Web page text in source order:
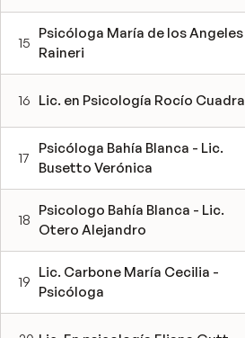
15
Psicóloga María de los Angeles
Raineri
16 Lic. en Psicología Rocío Cuadra
17
Psicóloga Bahía Blanca - Lic.
Busetto Verónica
18
Psicologo Bahía Blanca - Lic.
Otero Alejandro
19
Lic. Carbone María Cecilia -
Psicóloga